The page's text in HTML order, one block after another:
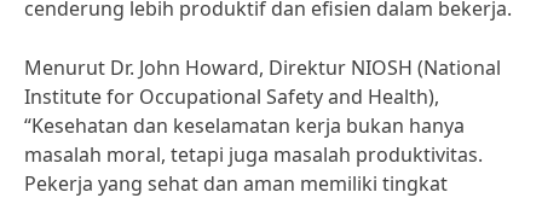
cenderung lebih produktif dan efisien dalam bekerja.
Menurut Dr. John Howard, Direktur NIOSH (National
Institute for Occupational Safety and Health),
“Kesehatan dan keselamatan kerja bukan hanya
masalah moral, tetapi juga masalah produktivitas.
Pekerja yang sehat dan aman memiliki tingkat